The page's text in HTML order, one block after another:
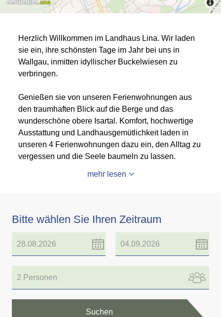
Herzlich Willkommen im Landhaus Lina. Wir laden
sie ein, ihre schönsten Tage im Jahr bei uns in
Wallgau, inmitten idyllischer Buckelwiesen zu
verbringen.
Genießen sie von unseren Ferienwohnungen aus
den traumhaften Blick auf die Berge und das
wunderschöne obere Isartal. Komfort, hochwertige
Ausstattung und Landhausgemütlichkeit laden in
unseren 4 Ferienwohnungen dazu ein, den Alltag zu
vergessen und die Seele baumeln zu lassen.
mehr lesen
Bitte wählen Sie Ihren Zeitraum
2 Personen
Suchen